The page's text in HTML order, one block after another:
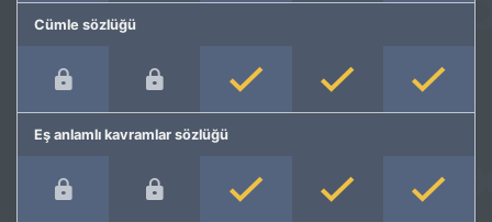
Cümle sözlüğü
Eş anlamlı kavramlar sözlüğü